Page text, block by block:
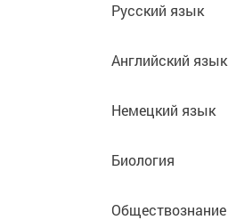
Русский язык
Английский язык
Немецкий язык
Биология
Обществознание